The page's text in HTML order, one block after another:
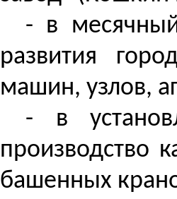
- в месячный
развития
машин, узлов,
- в
производство
башенных